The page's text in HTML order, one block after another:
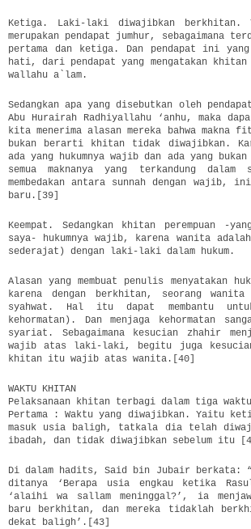
Ketiga. Laki-laki diwajibkan berkhitan.
merupakan pendapat jumhur, sebagaimana
pertama dan ketiga. Dan pendapat ini yang
hati, dari pendapat yang mengatakan
wallahu a`lam.
Sedangkan apa yang disebutkan oleh
Abu Hurairah Radhiyallahu ‘anhu, maka
kita menerima alasan mereka bahwa makna
bukan berarti khitan tidak diwajibkan.
ada yang hukumnya wajib dan ada yang
semua maknanya yang terkandung dalam
membedakan antara sunnah dengan wajib,
baru.[39]
Keempat. Sedangkan khitan perempuan -
saya- hukumnya wajib, karena wanita
sederajat) dengan laki-laki dalam hukum.
Alasan yang membuat penulis menyatakan
karena dengan berkhitan, seorang wanita
syahwat. Hal itu dapat membantu
kehormatan). Dan menjaga kehormatan
syariat. Sebagaimana kesucian zhahir
wajib atas laki-laki, begitu juga
khitan itu wajib atas wanita.[40]
WAKTU KHITAN
Pelaksanaan khitan terbagi dalam tiga
Pertama : Waktu yang diwajibkan. Yaitu
masuk usia baligh, tatkala dia telah
ibadah, dan tidak diwajibkan sebelum itu
Di dalam hadits, Said bin Jubair berkata:
ditanya ‘Berapa usia engkau ketika
‘alaihi wa sallam meninggal?’, ia
baru berkhitan, dan mereka tidaklah
dekat baligh’.[43]